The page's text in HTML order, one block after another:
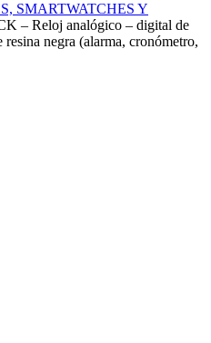
SMARTWATCHES Y
– Reloj analógico – digital de
negra (alarma, cronómetro,